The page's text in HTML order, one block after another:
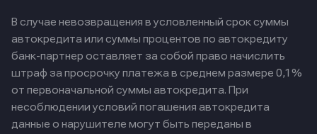
В случае невозвращения в условленный срок суммы
автокредита или суммы процентов по автокредиту
банк-партнер оставляет за собой право начислить
штраф за просрочку платежа в среднем размере 0,1%
от первоначальной суммы автокредита. При
несоблюдении условий погашения автокредита
данные о нарушителе могут быть переданы в